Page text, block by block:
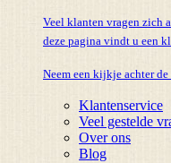
Veel klanten vragen zich
deze pagina vindt u een
Neem een kijkje achter de
Klantenservice
Veel gestelde
Over ons
Blog